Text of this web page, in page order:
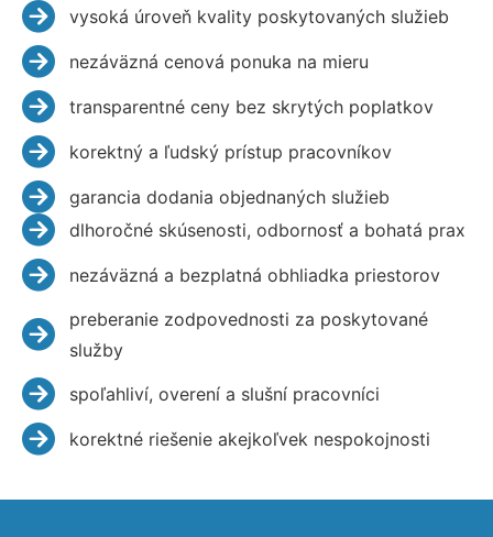
vysoká úroveň kvality poskytovaných služieb
nezáväzná cenová ponuka na mieru
transparentné ceny bez skrytých poplatkov
korektný a ľudský prístup pracovníkov
garancia dodania objednaných služieb
dlhoročné skúsenosti, odbornosť a bohatá prax
nezáväzná a bezplatná obhliadka priestorov
preberanie zodpovednosti za poskytované
služby
spoľahliví, overení a slušní pracovníci
korektné riešenie akejkoľvek nespokojnosti